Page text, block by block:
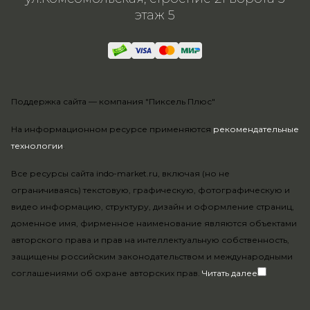
На информационном ресурсе применяются рекомендательные
технологии.
Все ресурсы сайта indo-market.ru, включая (но не
ограничиваясь) текстовую, графическую, фотографическую и
видео информацию, структуру, дизайн и оформление страниц,
доменное имя, фирменное наименование являются объектами
авторского права и прав на интеллектуальную собственность,
защищены российским законодательством и международными
соглашениями об охране авторских прав. Читать далее
этаж 5
Поддержка сайта — компания "Пиксель Плюс"